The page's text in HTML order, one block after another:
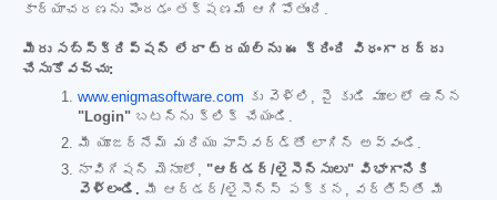
కార్యాచరణను పొందడం తక్షణమే ఆగిపోతుంది.
మీరు సబ్‌స్క్రిప్షన్ లేదా ట్రయల్‌ను ఈ క్రింది విధంగా రద్దు
చేసుకోవచ్చు:
www.enigmasoftware.com కు వెళ్లి, పై కుడి మూలలో ఉన్న
"Login" బటన్‌ను క్లిక్ చేయండి.
మీ యూజర్‌నేమ్ మరియు పాస్‌వర్డ్‌తో లాగిన్ అవ్వండి.
నావిగేషన్ మెనూలో, "ఆర్డర్/లైసెన్సులు" విభాగానికి
వెళ్లండి. మీ ఆర్డర్/లైసెన్స్ పక్కన, వర్తిస్తే మీ